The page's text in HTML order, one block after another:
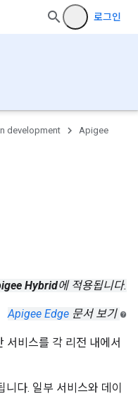
로그인
development
Apigee
Hybrid에 적용됩니다.
Apigee Edge문서 보기
비스를 각 리전 내에서
다. 일부 서비스와 데이